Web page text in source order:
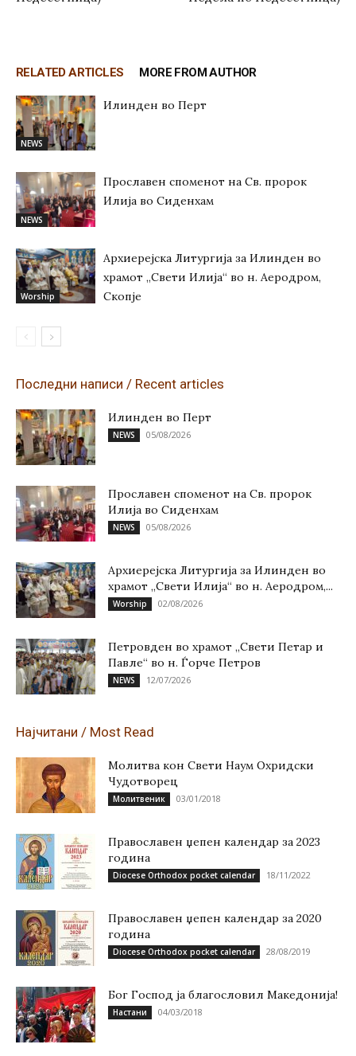
RELATED ARTICLES MORE FROM AUTHOR
NEWS
Илинден во Перт
NEWS
Прославен споменот на Св. пророк
Илија во Сиденхам
Worship
Архиерејска Литургија за Илинден во
храмот „Свети Илија“ во н. Аеродром,
Скопје
Последни написи / Recent articles
Илинден во Перт
NEWS 05/08/2026
Прославен споменот на Св. пророк
Илија во Сиденхам
NEWS 05/08/2026
Архиерејска Литургија за Илинден во
храмот „Свети Илија“ во н. Аеродром,...
Worship 02/08/2026
Петровден во храмот „Свети Петар и
Павле“ во н. Ѓорче Петров
NEWS 12/07/2026
Најчитани / Most Read
Молитва кон Свети Наум Охридски
Чудотворец
Молитвеник 03/01/2018
Православен џепен календар за 2023
година
Diocese Orthodox pocket calendar 18/11/2022
Православен џепен календар за 2020
година
Diocese Orthodox pocket calendar 28/08/2019
Бог Господ ја благословил Македонија!
Настани 04/03/2018